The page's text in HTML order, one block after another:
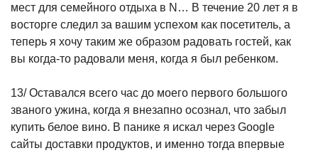
мест для семейного отдыха в N… В течение 20 лет я в
восторге следил за вашим успехом как посетитель, а
теперь я хочу таким же образом радовать гостей, как
вы когда-то радовали меня, когда я был ребенком.
13/ Оставался всего час до моего первого большого
званого ужина, когда я внезапно осознал, что забыл
купить белое вино. В панике я искал через Google
сайты доставки продуктов, и именно тогда впервые